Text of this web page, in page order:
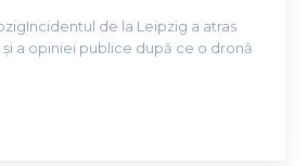
de la Leipzig a atras
a opiniei publice după ce o dronă